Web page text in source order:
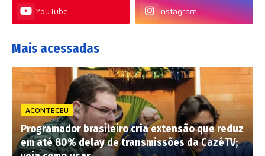
YouTube Instagram
Mais acessadas
ACONTECEU
Programador brasileiro cria extensão que reduz
em até 80% delay de transmissões da CazéTV;